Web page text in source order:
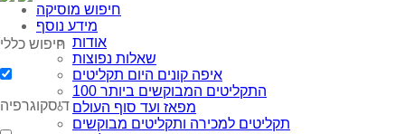
חיפוש מוסיקה
מידע נוסף
אודות
שאלות נפוצות
איפה קונים היום תקליטים
100 התקליטים המבוקשים ביותר
מפאז ועד סוף העולם
תקליטים למכירה ותקליטים מבוקשים
חיפוש כללי
דיסקוגרפיה